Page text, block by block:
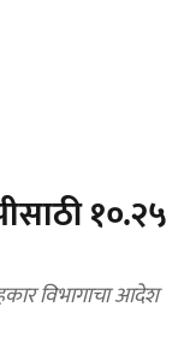
१०.२५
विभागाचा आदेश